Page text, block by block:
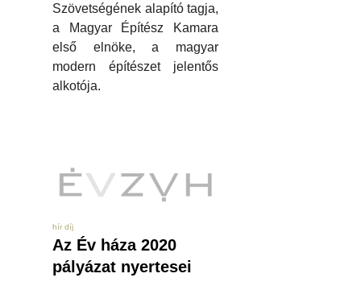
Szövetségének alapító tagja,
a Magyar Építész Kamara
első elnöke, a magyar
modern építészet jelentős
alkotója.
hír díj
Az Év háza 2020
pályázat nyertesei